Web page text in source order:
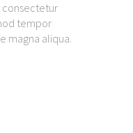
consectetur
tempor
magna aliqua.